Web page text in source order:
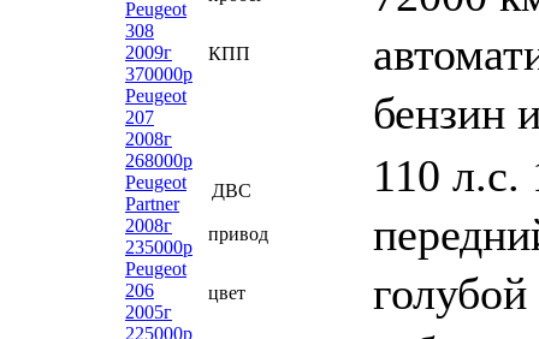
Peugeot
308
2009г
370000р
Peugeot
207
2008г
268000р
Peugeot
Partner
2008г
235000р
Peugeot
206
2005г
225000р
КПП
ДВС
бензин
110 л.с.
привод
цвет голубой